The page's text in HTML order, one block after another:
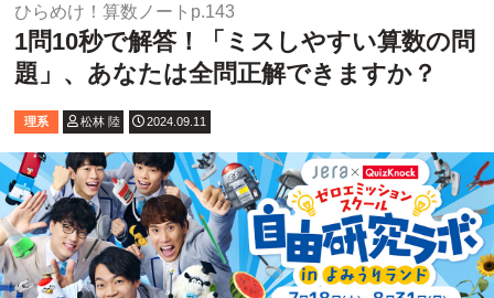
ひらめけ！算数ノートp.143
1問10秒で解答！「ミスしやすい算数の問
題」、あなたは全問正解できますか？
理系 松林 陸 2024.09.11